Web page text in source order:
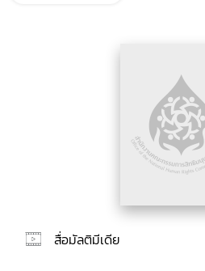
สื่อมัลติมีเดีย